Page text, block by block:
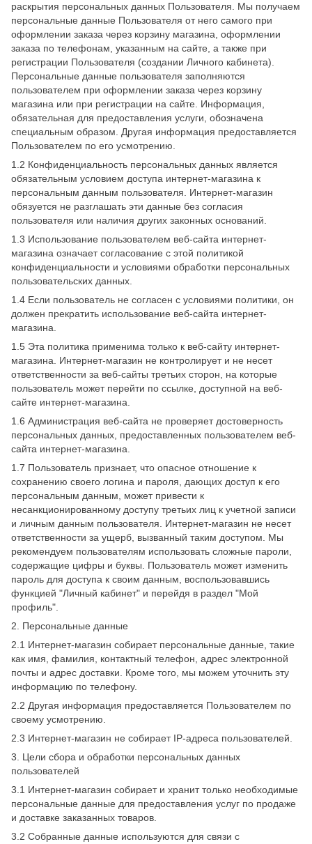
раскрытия персональных данных Пользователя. Мы получаем
персональные данные Пользователя от него самого при
оформлении заказа через корзину магазина, оформлении
заказа по телефонам, указанным на сайте, а также при
регистрации Пользователя (создании Личного кабинета).
Персональные данные пользователя заполняются
пользователем при оформлении заказа через корзину
магазина или при регистрации на сайте. Информация,
обязательная для предоставления услуги, обозначена
специальным образом. Другая информация предоставляется
Пользователем по его усмотрению.
1.2 Конфиденциальность персональных данных является
обязательным условием доступа интернет-магазина к
персональным данным пользователя. Интернет-магазин
обязуется не разглашать эти данные без согласия
пользователя или наличия других законных оснований.
1.3 Использование пользователем веб-сайта интернет-
магазина означает согласование с этой политикой
конфиденциальности и условиями обработки персональных
пользовательских данных.
1.4 Если пользователь не согласен с условиями политики, он
должен прекратить использование веб-сайта интернет-
магазина.
1.5 Эта политика применима только к веб-сайту интернет-
магазина. Интернет-магазин не контролирует и не несет
ответственности за веб-сайты третьих сторон, на которые
пользователь может перейти по ссылке, доступной на веб-
сайте интернет-магазина.
1.6 Администрация веб-сайта не проверяет достоверность
персональных данных, предоставленных пользователем веб-
сайта интернет-магазина.
1.7 Пользователь признает, что опасное отношение к
сохранению своего логина и пароля, дающих доступ к его
персональным данным, может привести к
несанкционированному доступу третьих лиц к учетной записи
и личным данным пользователя. Интернет-магазин не несет
ответственности за ущерб, вызванный таким доступом. Мы
рекомендуем пользователям использовать сложные пароли,
содержащие цифры и буквы. Пользователь может изменить
пароль для доступа к своим данным, воспользовавшись
функцией "Личный кабинет" и перейдя в раздел "Мой
профиль".
2. Персональные данные
2.1 Интернет-магазин собирает персональные данные, такие
как имя, фамилия, контактный телефон, адрес электронной
почты и адрес доставки. Кроме того, мы можем уточнить эту
информацию по телефону.
2.2 Другая информация предоставляется Пользователем по
своему усмотрению.
2.3 Интернет-магазин не собирает IP-адреса пользователей.
3. Цели сбора и обработки персональных данных
пользователей
3.1 Интернет-магазин собирает и хранит только необходимые
персональные данные для предоставления услуг по продаже
и доставке заказанных товаров.
3.2 Собранные данные используются для связи с